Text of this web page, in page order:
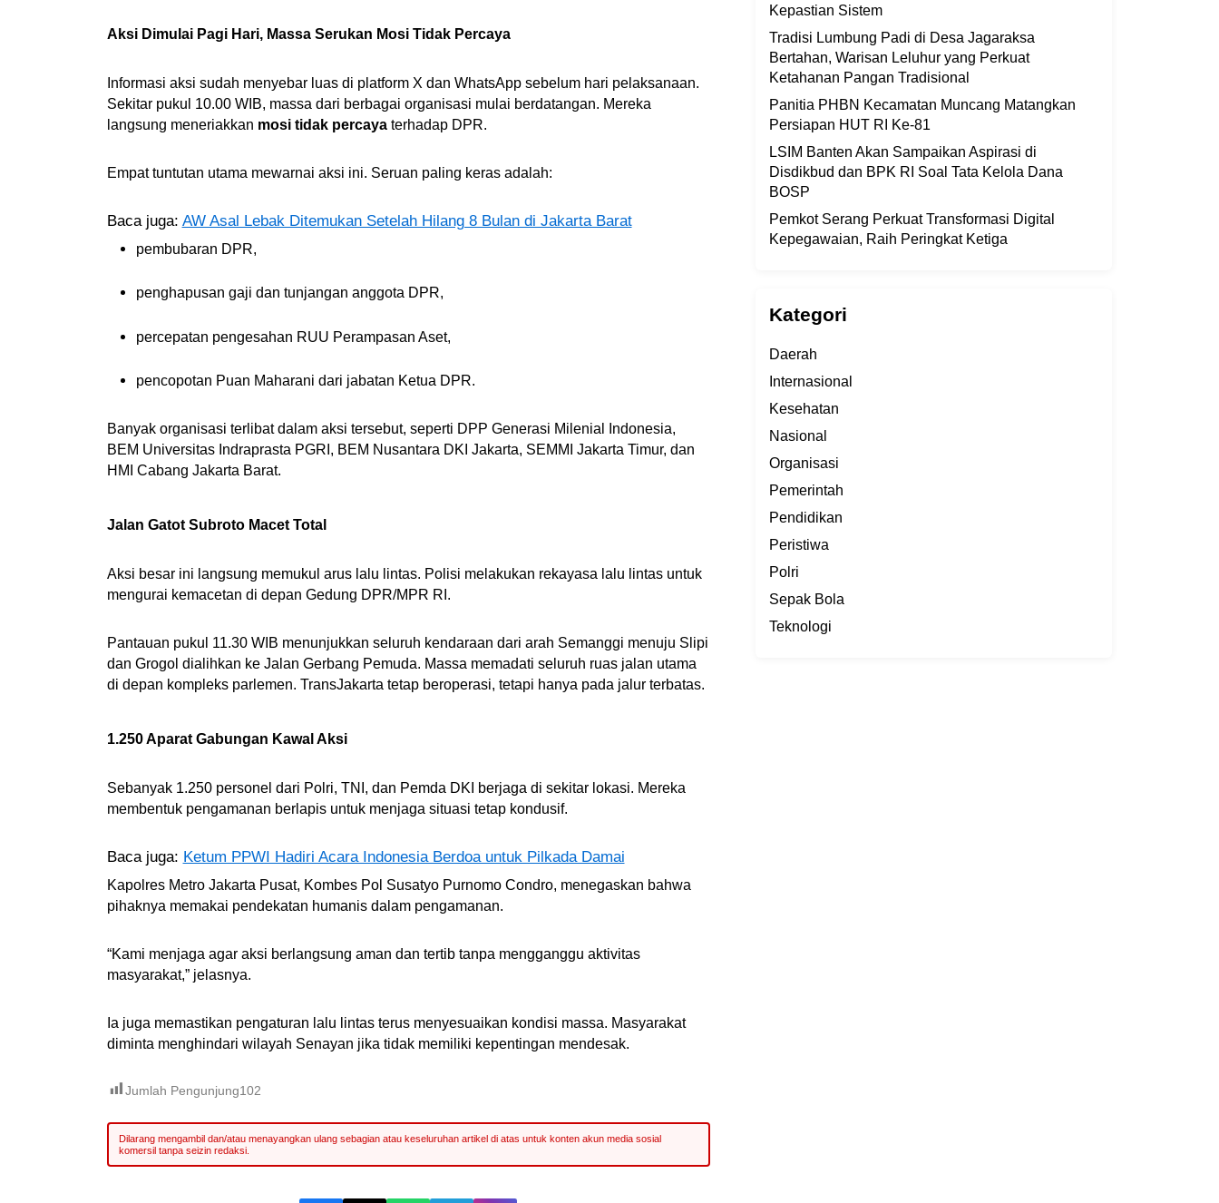
Aksi Dimulai Pagi Hari, Massa Serukan Mosi Tidak Percaya
Informasi aksi sudah menyebar luas di platform X dan WhatsApp sebelum hari pelaksanaan.
Sekitar pukul 10.00 WIB, massa dari berbagai organisasi mulai berdatangan. Mereka
langsung meneriakkan mosi tidak percayaterhadap DPR.
Empat tuntutan utama mewarnai aksi ini. Seruan paling keras adalah:
Baca juga: AW Asal Lebak Ditemukan Setelah Hilang 8 Bulan di Jakarta Barat
pembubaran DPR,
penghapusan gaji dan tunjangan anggota DPR,
percepatan pengesahan RUU Perampasan Aset,
pencopotan Puan Maharani dari jabatan Ketua DPR.
Banyak organisasi terlibat dalam aksi tersebut, seperti DPP Generasi Milenial Indonesia,
BEM Universitas Indraprasta PGRI, BEM Nusantara DKI Jakarta, SEMMI Jakarta Timur, dan
HMI Cabang Jakarta Barat.
Jalan Gatot Subroto Macet Total
Aksi besar ini langsung memukul arus lalu lintas. Polisi melakukan rekayasa lalu lintas untuk
mengurai kemacetan di depan Gedung DPR/MPR RI.
Pantauan pukul 11.30 WIB menunjukkan seluruh kendaraan dari arah Semanggi menuju Slipi
dan Grogol dialihkan ke Jalan Gerbang Pemuda. Massa memadati seluruh ruas jalan utama
di depan kompleks parlemen. TransJakarta tetap beroperasi, tetapi hanya pada jalur terbatas.
1.250 Aparat Gabungan Kawal Aksi
Sebanyak 1.250 personel dari Polri, TNI, dan Pemda DKI berjaga di sekitar lokasi. Mereka
membentuk pengamanan berlapis untuk menjaga situasi tetap kondusif.
Baca juga: Ketum PPWI Hadiri Acara Indonesia Berdoa untuk Pilkada Damai
Kapolres Metro Jakarta Pusat, Kombes Pol Susatyo Purnomo Condro, menegaskan bahwa
pihaknya memakai pendekatan humanis dalam pengamanan.
“Kami menjaga agar aksi berlangsung aman dan tertib tanpa mengganggu aktivitas
masyarakat,” jelasnya.
Ia juga memastikan pengaturan lalu lintas terus menyesuaikan kondisi massa. Masyarakat
diminta menghindari wilayah Senayan jika tidak memiliki kepentingan mendesak.
Jumlah Pengunjung102
Kepastian Sistem
Tradisi Lumbung Padi di Desa Jagaraksa
Bertahan, Warisan Leluhur yang Perkuat
Ketahanan Pangan Tradisional
Panitia PHBN Kecamatan Muncang Matangkan
Persiapan HUT RI Ke-81
LSIM Banten Akan Sampaikan Aspirasi di
Disdikbud dan BPK RI Soal Tata Kelola Dana
BOSP
Pemkot Serang Perkuat Transformasi Digital
Kepegawaian, Raih Peringkat Ketiga
Kategori
Daerah
Internasional
Kesehatan
Nasional
Organisasi
Pemerintah
Pendidikan
Peristiwa
Polri
Sepak Bola
Teknologi